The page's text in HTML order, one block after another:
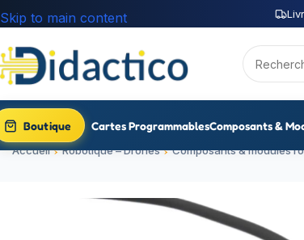
Skip to main content
Boutique Cartes ProgrammablesComposants &
Accueil Robotique – Drones Composants & modules